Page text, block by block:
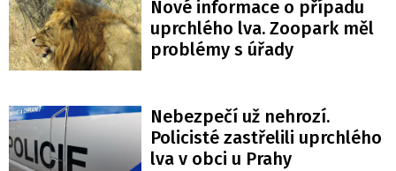
Nové informace o případu
uprchlého lva. Zoopark měl
problémy s úřady
Nebezpečí už nehrozí.
Policisté zastřelili uprchlého
lva v obci u Prahy